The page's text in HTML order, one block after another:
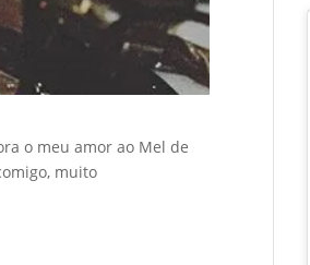
o meu amor ao Mel de
muito